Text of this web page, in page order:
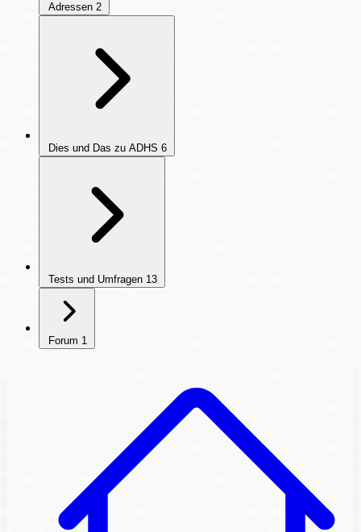
Adressen 2
Dies und Das zu ADHS 6
Tests und Umfragen 13
Forum 1